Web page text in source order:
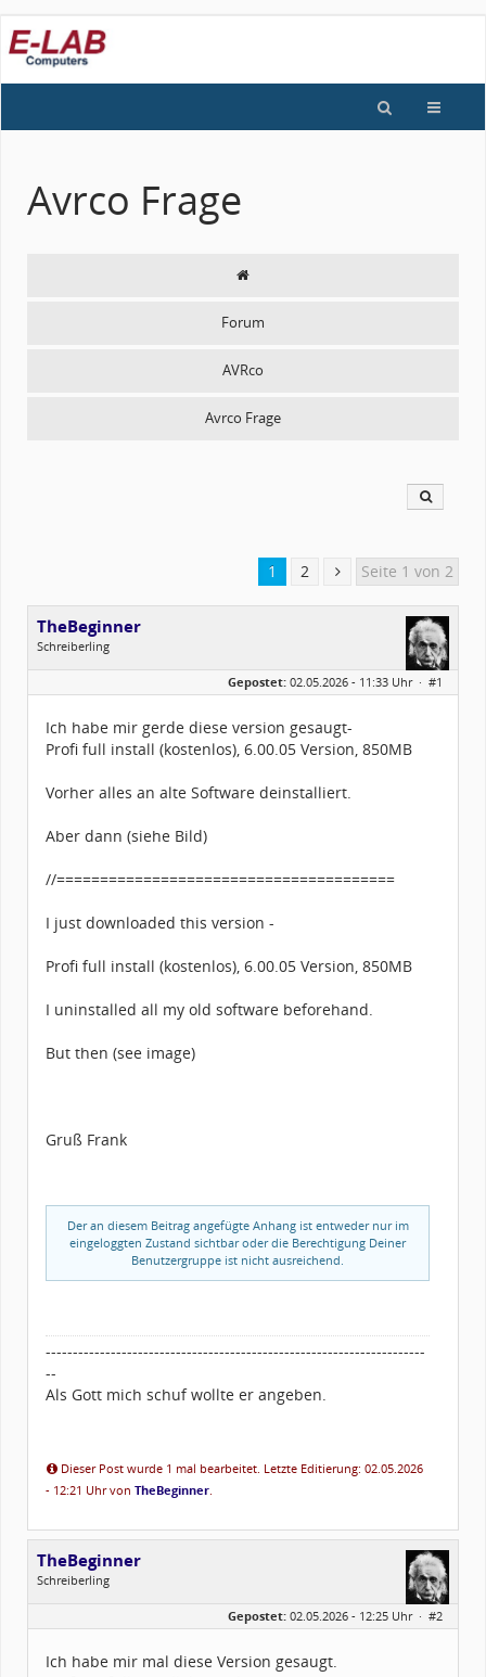
Avrco Frage
Forum
AVRco
Avrco Frage
1 2 Seite 1 von 2
TheBeginner
Schreiberling
Geschlecht:
keine Angabe
Alter:
69
Dabei seit:
06 / 2013
Gepostet: 02.05.2026 - 11:33 Uhr · #1
Ich habe mir gerde diese version gesaugt-
Profi full install (kostenlos), 6.00.05 Version, 850MB
Vorher alles an alte Software deinstalliert.
Aber dann (siehe Bild)
//=======================================
I just downloaded this version -
Profi full install (kostenlos), 6.00.05 Version, 850MB
I uninstalled all my old software beforehand.
But then (see image)
Gruß Frank
Der an diesem Beitrag angefügte Anhang ist entweder nur im
eingeloggten Zustand sichtbar oder die Berechtigung Deiner
Benutzergruppe ist nicht ausreichend.
----------------------------------------------------------------------
--
Als Gott mich schuf wollte er angeben.
Dieser Post wurde 1 mal bearbeitet. Letzte Editierung: 02.05.2026
- 12:21 Uhr von TheBeginner
TheBeginner
Schreiberling
Alter:
69
Dabei seit:
06 / 2013
Gepostet: 02.05.2026 - 12:25 Uhr · #2
Ich habe mir mal diese Version gesaugt.